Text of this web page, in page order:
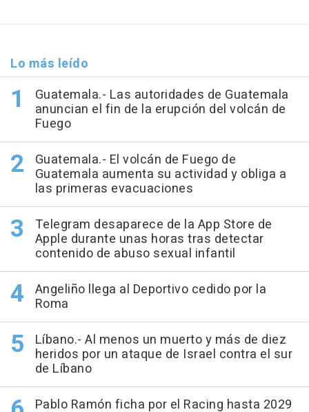
Lo más leído
Guatemala.- Las autoridades de Guatemala
anuncian el fin de la erupción del volcán de
Fuego
Guatemala.- El volcán de Fuego de
Guatemala aumenta su actividad y obliga a
las primeras evacuaciones
Telegram desaparece de la App Store de
Apple durante unas horas tras detectar
contenido de abuso sexual infantil
Angeliño llega al Deportivo cedido por la
Roma
Líbano.- Al menos un muerto y más de diez
heridos por un ataque de Israel contra el sur
de Líbano
Pablo Ramón ficha por el Racing hasta 2029